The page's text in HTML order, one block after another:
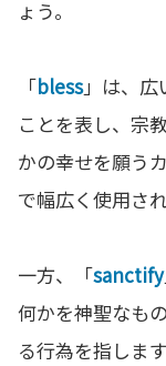
ょう。
「bless」は、広
ことを表し、宗
かの幸せを願う
で幅広く使用さ
一方、「sanctify
何かを神聖なも
る行為を指しま